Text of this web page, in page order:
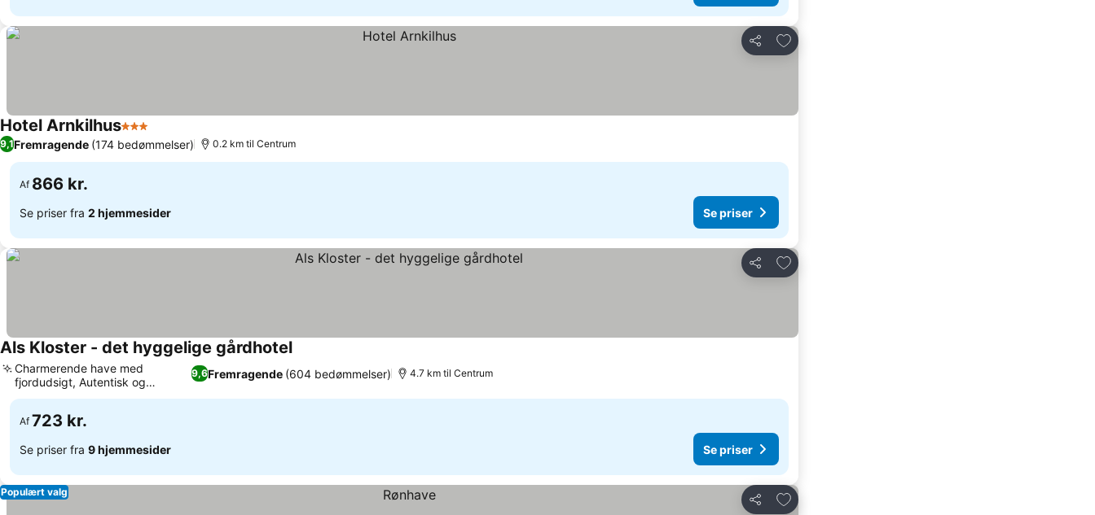
Del
Føj til favoritter
Hotel Arnkilhus3 Stjerner
9,1Fremragende (174 bedømmelser) 0.2 km til Centrum
Af 866 kr.
Se priser fra 2 hjemmesider Se priser
Del
Føj til favoritter
Als Kloster - det hyggelige gårdhotel
9,6Fremragende (604 bedømmelser)
Charmerende have med
fjordudsigt, Autentisk og
hjemmelavet mad
4.7 km til Centrum
Af 723 kr.
Se priser fra 9 hjemmesider Se priser
Del
Føj til favoritter
Populært valg